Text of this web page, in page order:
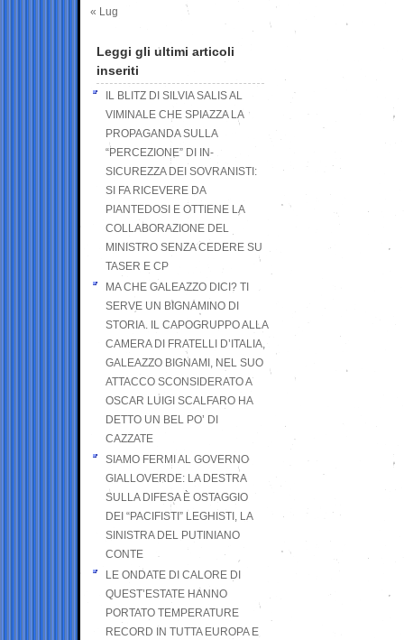
« Lug
Leggi gli ultimi articoli
inseriti
IL BLITZ DI SILVIA SALIS AL
VIMINALE CHE SPIAZZA LA
PROPAGANDA SULLA
“PERCEZIONE” DI IN-
SICUREZZA DEI SOVRANISTI:
SI FA RICEVERE DA
PIANTEDOSI E OTTIENE LA
COLLABORAZIONE DEL
MINISTRO SENZA CEDERE SU
TASER E CP
MA CHE GALEAZZO DICI? TI
SERVE UN BIGNAMINO DI
STORIA. IL CAPOGRUPPO ALLA
CAMERA DI FRATELLI D’ITALIA,
GALEAZZO BIGNAMI, NEL SUO
ATTACCO SCONSIDERATO A
OSCAR LUIGI SCALFARO HA
DETTO UN BEL PO’ DI
CAZZATE
SIAMO FERMI AL GOVERNO
GIALLOVERDE: LA DESTRA
SULLA DIFESA È OSTAGGIO
DEI “PACIFISTI” LEGHISTI, LA
SINISTRA DEL PUTINIANO
CONTE
LE ONDATE DI CALORE DI
QUEST’ESTATE HANNO
PORTATO TEMPERATURE
RECORD IN TUTTA EUROPA E